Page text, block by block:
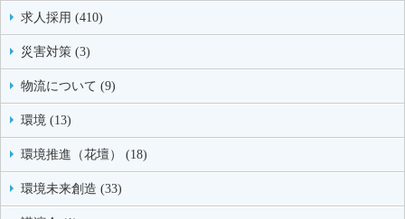
求人採用 (410)
災害対策 (3)
物流について (9)
環境 (13)
環境推進（花壇） (18)
環境未来創造 (33)